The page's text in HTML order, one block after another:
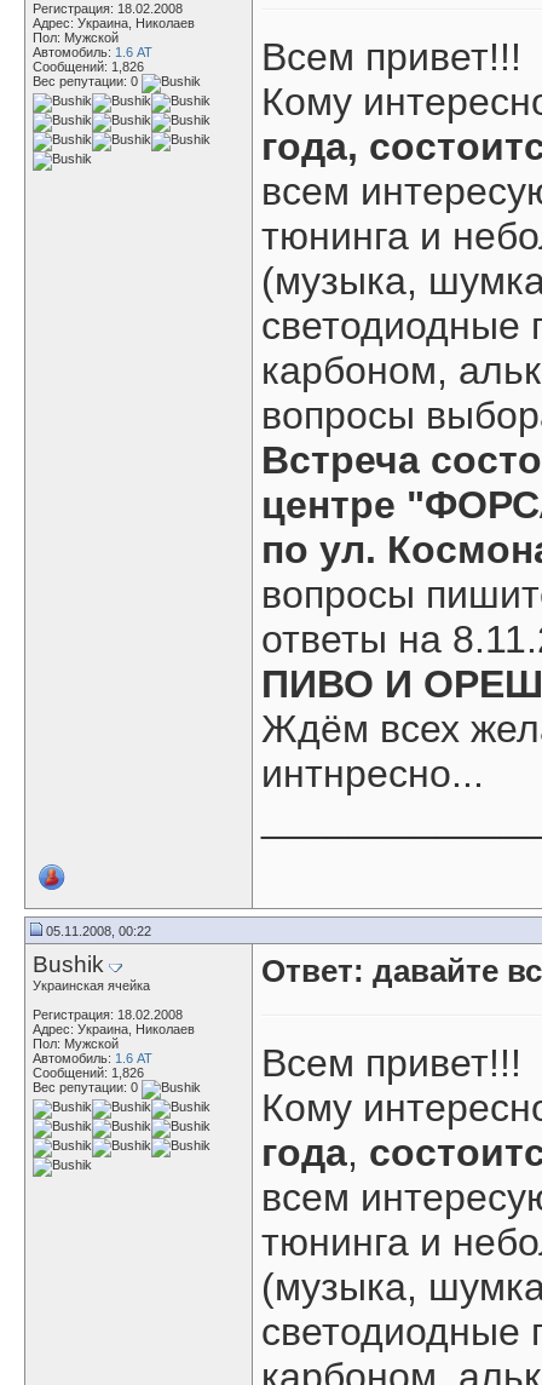
Регистрация: 18.02.2008
Адрес: Украина, Николаев
Пол: Мужской
Автомобиль: 1.6 АТ
Сообщений: 1,826
Вес репутации: 0
Всем привет!!!
Кому
года,
всем
тюнинга и
(музыка,
светодиодные
карбоном,
вопросы
Встреча
центре
по ул.
вопросы
ответы на
ПИВО И
Ждём всех
интнресно...
05.11.2008, 00:22
Bushik
Украинская ячейка
Регистрация: 18.02.2008
Адрес: Украина, Николаев
Пол: Мужской
Автомобиль: 1.6 АТ
Сообщений: 1,826
Вес репутации: 0
Ответ: давайте
Всем привет!!!
Кому
года,
всем
тюнинга и
(музыка,
светодиодные